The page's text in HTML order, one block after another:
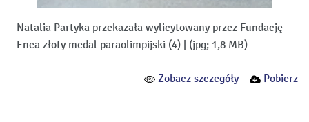
Natalia Partyka przekazała wylicytowany przez Fundację
Enea złoty medal paraolimpijski (4)
(jpg; 1,8 MB)
Zobacz szczegóły Pobierz